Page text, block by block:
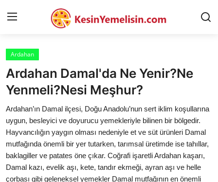
AnaSayfa
Gizlilik Sözleşmesi
Rüya Tabirleri
Diyet & Sağlıklı Beslenme
İletişim
Şehirler
Ardahan
Ardahan Damal'da Ne Yenir?Ne
Yenmeli?Nesi Meşhur?
Ardahan’ın Damal ilçesi, Doğu Anadolu’nun sert iklim koşullarına
uygun, besleyici ve doyurucu yemekleriyle bilinen bir bölgedir.
Hayvancılığın yaygın olması nedeniyle et ve süt ürünleri Damal
mutfağında önemli bir yer tutarken, tarımsal üretimde ise tahıllar,
baklagiller ve patates öne çıkar. Coğrafi işaretli Ardahan kaşarı,
Damal kazı, evelik aşı, kete, tandır ekmeği, ayran aşı ve helle
çorbası gibi geleneksel yemekler Damal mutfağının en önemli